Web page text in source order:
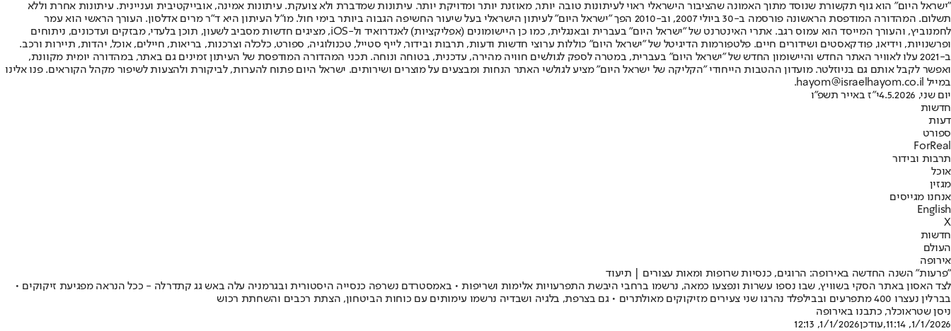
"ישראל היום" הוא גוף תקשורת שנוסד מתוך האמונה שהציבור הישראלי ראוי לעיתונות טובה יותר, מאוזנת יותר ומדויקת יותר. עיתונות שמדברת ולא צועקת. עיתונות אמינה, אובייקטיבית ועניינית. עיתונות אחרת וללא
תשלום. המהדורה המודפסת הראשונה פורסמה ב-30 ביולי 2007, וב-2010 הפך "ישראל היום" לעיתון הישראלי בעל שיעור החשיפה הגבוה ביותר בימי חול. מו"ל העיתון היא ד"ר מרים אדלסון. העורך הראשי הוא עמר
לחמנוביץ, והעורך המייסד הוא עמוס רגב. אתרי האינטרנט של "ישראל היום" בעברית ובאנגלית, כמו כן היישומונים (אפליקציות) לאנדרואיד ול-iOS, מציגים חדשות מסביב לשעון, תוכן בלעדי, מבזקים ועדכונים, ניתוחים
ופרשנויות, וידיאו, פודקאסטים ושידורים חיים. פלטפורמות הדיגיטל של "ישראל היום" כוללות ערוצי חדשות ודעות, תרבות ובידור, לייף סטייל, טכנולוגיה, ספורט, כלכלה וצרכנות, בריאות, חיילים, אוכל, יהדות, תיירות ורכב.
ב-2021 עלו לאוויר האתר החדש והיישומון החדש של "ישראל היום" בעברית, במטרה לספק לגולשים חוויה מהירה, עדכנית, בטוחה ונוחה. תכני המהדורה המודפסת של העיתון זמינים גם באתר, במהדורה יומית מקוונת,
ואפשר לקבל אותם גם בניוזלטר. מועדון ההטבות הייחודי "הקליקה של ישראל היום" מציע לגולשי האתר הנחות ומבצעים על מוצרים ושירותים. ישראל היום פתוח להערות, לביקורת ולהצעות לשיפור מקהל הקוראים. פנו אלינו
במייל hayom@israelhayom.co.il.
יום שני, 4.5.2026
י"ז באייר תשפ"ו
חדשות
דעות
ספורט
ForReal
תרבות ובידור
אוכל
מגזין
אנחנו מגייסים
English
X
חדשות
העולם
אירופה
"פרעות" השנה החדשה באירופה: הרוגים, כנסיות שרופות ומאות עצורים | תיעוד
לצד האסון באתר הסקי בשוויץ, שבו נספו עשרות ונפצעו כמאה, נרשמו ברחבי היבשת התפרעויות אלימות ושריפות • באמסטרדם נשרפה כנסייה היסטורית ובגרמניה עלה באש גג קתדרלה - ככל הנראה מפגיעת זיקוקים •
בברלין נעצרו 400 מתפרעים ובבילפלד נהרגו שני צעירים מזיקוקים מאולתרים • גם בצרפת, בלגיה ושבדיה נרשמו עימותים עם כוחות הביטחון, הצתת רכבים והשחתת רכוש
ניסן שטראוכלר, כתבנו באירופה
1/1/2026, 11:14
,עודכן1/1/2026, 12:13